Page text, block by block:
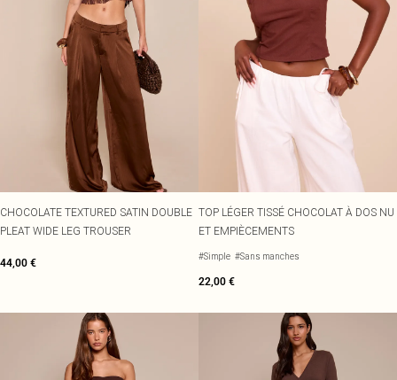
CHOCOLATE TEXTURED SATIN DOUBLE
PLEAT WIDE LEG TROUSER
44,00 €
TOP LÉGER TISSÉ CHOCOLAT À DOS NU
ET EMPIÈCEMENTS
#Simple #Sans manches
22,00 €